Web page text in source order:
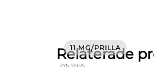
Relaterade
11 MG/PRILLA
ZYN SNUS